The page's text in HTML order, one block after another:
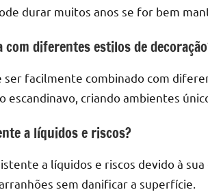
durar muitos anos se for bem
diferentes estilos de
ser facilmente combinado com
escandinavo, criando ambientes
a líquidos e riscos?
a líquidos e riscos devido à
sem danificar a superfície.